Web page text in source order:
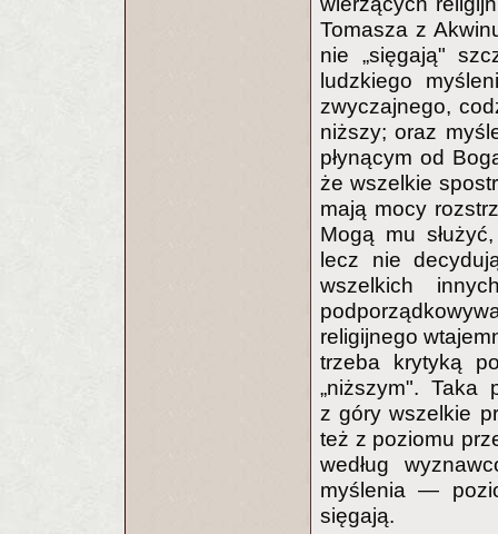
Tomasza z
nie „sięgają"
ludzkiego
zwyczajnego,
niższy; oraz
płynącym od
że wszelkie
mają mocy
Mogą mu
lecz nie
wszelkich
religijnego
trzeba krytyką
„niższym". Taka
z góry wszelkie
też z poziomu
według
myślenia —
sięgają.